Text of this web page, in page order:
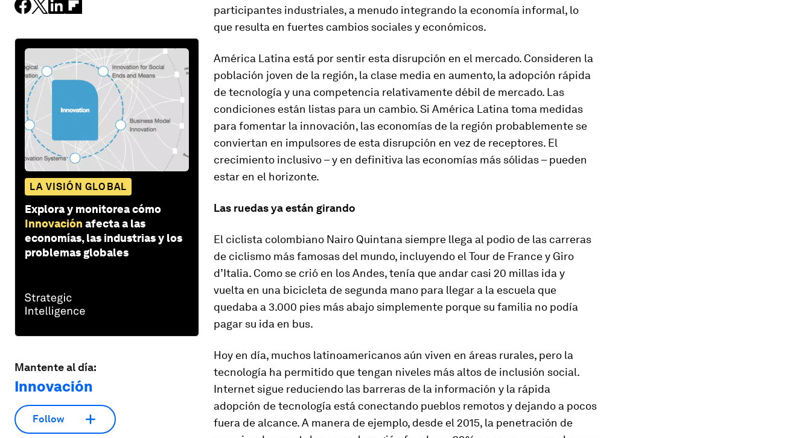
LA VISIÓN GLOBAL
Explora y monitorea cómo
Innovación afecta a las
economías, las industrias y los
problemas globales
Mantente al día:
Innovación
Follow
participantes industriales, a menudo integrando la economía informal, lo
que resulta en fuertes cambios sociales y económicos.
América Latina está por sentir esta disrupción en el mercado. Consideren la
población joven de la región, la clase media en aumento, la adopción rápida
de tecnología y una competencia relativamente débil de mercado. Las
condiciones están listas para un cambio. Si América Latina toma medidas
para fomentar la innovación, las economías de la región probablemente se
conviertan en impulsores de esta disrupción en vez de receptores. El
crecimiento inclusivo – y en definitiva las economías más sólidas – pueden
estar en el horizonte.
Las ruedas ya están girando
El ciclista colombiano Nairo Quintana siempre llega al podio de las carreras
de ciclismo más famosas del mundo, incluyendo el Tour de France y Giro
d’Italia. Como se crió en los Andes, tenía que andar casi 20 millas ida y
vuelta en una bicicleta de segunda mano para llegar a la escuela que
quedaba a 3.000 pies más abajo simplemente porque su familia no podía
pagar su ida en bus.
Hoy en día, muchos latinoamericanos aún viven en áreas rurales, pero la
tecnología ha permitido que tengan niveles más altos de inclusión social.
Internet sigue reduciendo las barreras de la información y la rápida
adopción de tecnología está conectando pueblos remotos y dejando a pocos
fuera de alcance. A manera de ejemplo, desde el 2015, la penetración de